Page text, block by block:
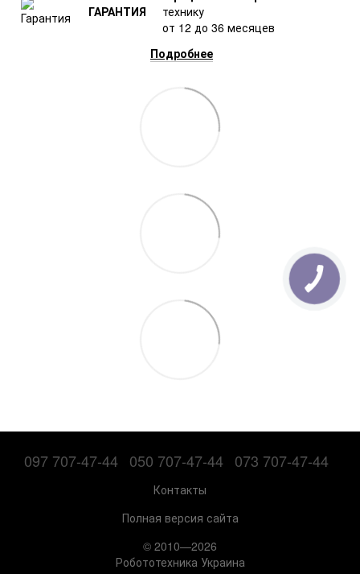
ГАРАНТИЯ
технику
от 12 до 36 месяцев
Подробнее
097 707-47-44 050 707-47-44 073 707-47-44
Контакты
Полная версия сайта
© 2010—2026
Робототехника Украина